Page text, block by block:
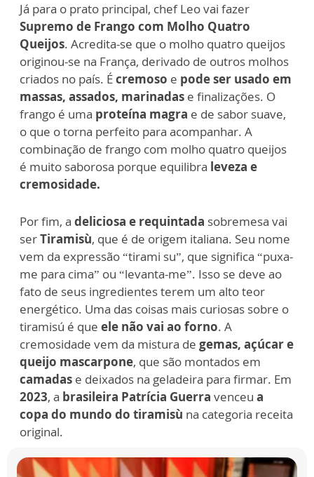
Já para o prato principal, chef Leo vai fazer
Supremo de Frango com Molho Quatro
Queijos. Acredita-se que o molho quatro queijos
originou-se na França, derivado de outros molhos
criados no país. Écremoso e pode ser usado em
massas, assados, marinadas e finalizações. O
frango é uma proteína magra e de sabor suave,
o que o torna perfeito para acompanhar. A
combinação de frango com molho quatro queijos
é muito saborosa porque equilibra leveza e
cremosidade.
Por fim, a deliciosa e requintada sobremesa vai
serTiramisù, que é de origem italiana. Seu nome
vem da expressão “tirami su”, que significa “puxa-
me para cima” ou “levanta-me”. Isso se deve ao
fato de seus ingredientes terem um alto teor
energético. Uma das coisas mais curiosas sobre o
tiramisú é que ele não vai ao forno. A
cremosidade vem da mistura de gemas, açúcar e
queijo mascarpone, que são montados em
camadas e deixados na geladeira para firmar. Em
2023, a brasileira Patrícia Guerra venceu a
copa do mundo do tiramisù na categoria receita
original.